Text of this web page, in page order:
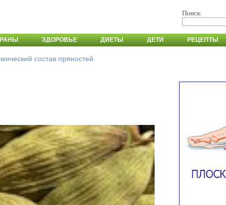
Поиск:
ЗДОРОВЬЕ ДИЕТЫ ДЕТИ РЕЦЕПТЫ
состав пряностей